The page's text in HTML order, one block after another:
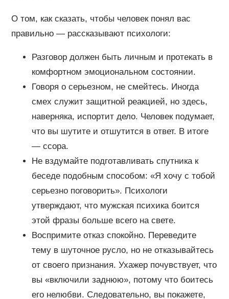
О том, как сказать, чтобы человек понял вас
правильно — рассказывают психологи:
Разговор должен быть личным и протекать в
комфортном эмоциональном состоянии.
Говоря о серьезном, не смейтесь. Иногда
смех служит защитной реакцией, но здесь,
наверняка, испортит дело. Человек подумает,
что вы шутите и отшутится в ответ. В итоге
— ссора.
Не вздумайте подготавливать спутника к
беседе подобным способом: «Я хочу с тобой
серьезно поговорить». Психологи
утверждают, что мужская психика боится
этой фразы больше всего на свете.
Воспримите отказ спокойно. Переведите
тему в шуточное русло, но не отказывайтесь
от своего признания. Ухажер почувствует, что
вы «включили заднюю», потому что боитесь
его нелюбви. Следовательно, вы покажете,